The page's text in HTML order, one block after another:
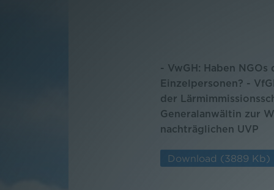
- VwGH: Haben
Einzelpersonen? -
der
Generalanwältin zur
nachträglichen UVP
Download (3889 Kb)